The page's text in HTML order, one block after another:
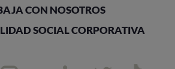
CON NOSOTROS
SOCIAL CORPORATIVA